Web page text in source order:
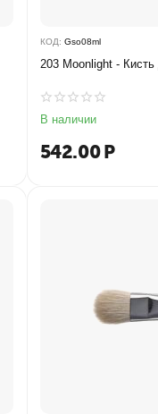
КОД: Gso08ml
203 Moonlight - Кисть
В наличии
542.00Р